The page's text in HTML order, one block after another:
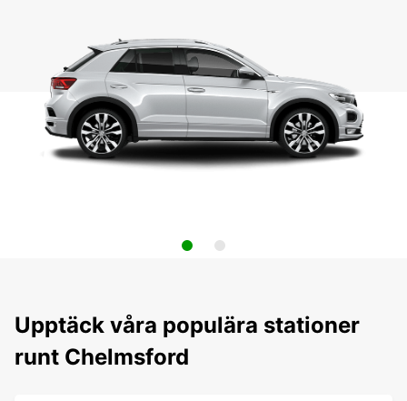
Upptäck våra populära stationer
runt Chelmsford